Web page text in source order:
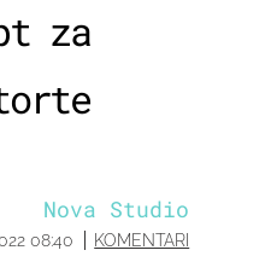
za
Nova Studio
08:40 KOMENTARI